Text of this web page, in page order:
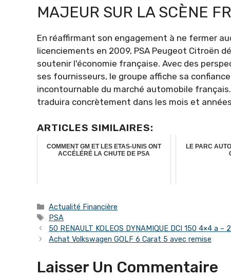
MAJEUR SUR LA SCÈNE
En réaffirmant son engagement à ne fermer
licenciements en 2009, PSA Peugeot Citroën
soutenir l'économie française. Avec des
ses fournisseurs, le groupe affiche sa
incontournable du marché automobile
traduira concrètement dans les mois et
ARTICLES SIMILAIRES:
COMMENT GM ET LES ETAS-UNIS ONT
ACCÉLÉRÉ LA CHUTE DE PSA
LE PARC
Catégories
Actualité Financière
Étiquettes
PSA
50 RENAULT KOLEOS DYNAMIQUE DCI 150 4×4 a –
Achat Volkswagen GOLF 6 Carat 5 avec remise
Laisser Un Commentaire